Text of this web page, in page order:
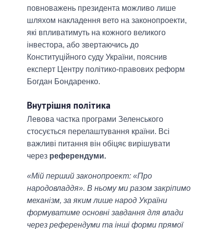
повноважень президента можливо лише
шляхом накладення вето на законопроекти,
які впливатимуть на кожного великого
інвестора, або звертаючись до
Конституційного суду України, пояснив
експерт Центру політико-правових реформ
Богдан Бондаренко.
Внутрішня політика
Левова частка програми Зеленського
стосується перелаштування країни. Всі
важливі питання він обіцяє вирішувати
через референдуми.
«Мій перший законопроект: «Про
народовладдя». В ньому ми разом закріпимо
механізм, за яким лише народ України
формуватиме основні завдання для влади
через референдуми та інші форми прямої